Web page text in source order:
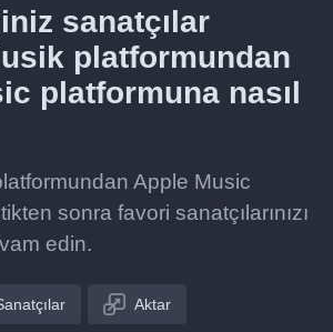
sanatçılar
platformundan
platformuna nasıl
Apple Music
sonra favori sanatçılarınızı
edin.
Aktar